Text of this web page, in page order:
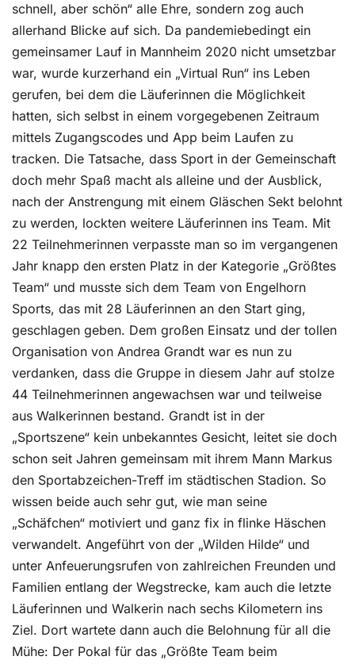
schnell, aber schön“ alle Ehre, sondern zog auch
allerhand Blicke auf sich. Da pandemiebedingt ein
gemeinsamer Lauf in Mannheim 2020 nicht umsetzbar
war, wurde kurzerhand ein „Virtual Run“ ins Leben
gerufen, bei dem die Läuferinnen die Möglichkeit
hatten, sich selbst in einem vorgegebenen Zeitraum
mittels Zugangscodes und App beim Laufen zu
tracken. Die Tatsache, dass Sport in der Gemeinschaft
doch mehr Spaß macht als alleine und der Ausblick,
nach der Anstrengung mit einem Gläschen Sekt belohnt
zu werden, lockten weitere Läuferinnen ins Team. Mit
22 Teilnehmerinnen verpasste man so im vergangenen
Jahr knapp den ersten Platz in der Kategorie „Größtes
Team“ und musste sich dem Team von Engelhorn
Sports, das mit 28 Läuferinnen an den Start ging,
geschlagen geben. Dem großen Einsatz und der tollen
Organisation von Andrea Grandt war es nun zu
verdanken, dass die Gruppe in diesem Jahr auf stolze
44 Teilnehmerinnen angewachsen war und teilweise
aus Walkerinnen bestand. Grandt ist in der
„Sportszene“ kein unbekanntes Gesicht, leitet sie doch
schon seit Jahren gemeinsam mit ihrem Mann Markus
den Sportabzeichen-Treff im städtischen Stadion. So
wissen beide auch sehr gut, wie man seine
„Schäfchen“ motiviert und ganz fix in flinke Häschen
verwandelt. Angeführt von der „Wilden Hilde“ und
unter Anfeuerungsrufen von zahlreichen Freunden und
Familien entlang der Wegstrecke, kam auch die letzte
Läuferinnen und Walkerin nach sechs Kilometern ins
Ziel. Dort wartete dann auch die Belohnung für all die
Mühe: Der Pokal für das „Größte Team beim